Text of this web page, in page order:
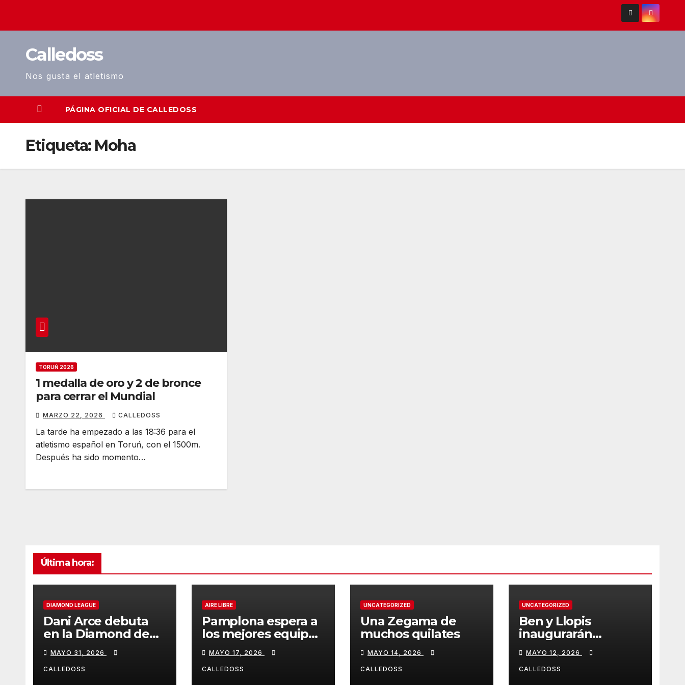
Calledoss
Nos gusta el atletismo
PÁGINA OFICIAL DE CALLEDOSS
Etiqueta: Moha
TORUŃ 2026
1 medalla de oro y 2 de bronce
para cerrar el Mundial
MARZO 22, 2026 CALLEDOSS
La tarde ha empezado a las 18:36 para el
atletismo español en Toruń, con el 1500m.
Después ha sido momento…
Última hora:
DIAMOND LEAGUE
Dani Arce debuta
en la Diamond de
Rabat
MAYO 31, 2026
CALLEDOSS
AIRE LIBRE
Pamplona espera a
los mejores equipos
de la Liga Joma e
Iberdrola
MAYO 17, 2026
CALLEDOSS
UNCATEGORIZED
Una Zegama de
muchos quilates
MAYO 14, 2026
CALLEDOSS
UNCATEGORIZED
Ben y Llopis
inaugurarán
temporada de
Diamond
MAYO 12, 2026
CALLEDOSS